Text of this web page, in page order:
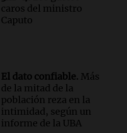
caros del ministro
Caputo
El dato confiable. Más
de la mitad de la
población reza en la
intimidad, según un
informe de la UBA